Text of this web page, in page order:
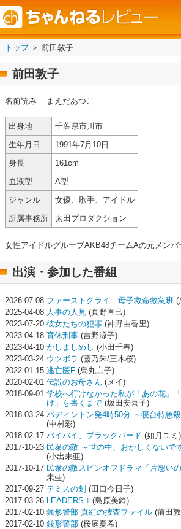
トップ＞ 前田敦子
前田敦子
名前読み まえだあつこ
出身地
千葉県市川市
生年月日
1991年7月10日
身長
161cm
血液型
A型
ジャンル
女優、歌手、アイドル
所属事務所
太田プロダクション
女性アイドルグループAKB48チームAの元メンバ
出演・参加した番組
2026-07-08 ファーストクライ 母子救命救急班 (
2025-04-08 人事の人見 (真野直己)
2023-07-20 彼女たちの犯罪 (神野由香里)
2023-04-18 育休刑事 (吉野涼子)
2023-04-10 かしましめし (小田千春)
2023-03-24 ウツボラ (藤乃朱/三木桜)
2022-01-15 逃亡医F (烏丸京子)
2020-02-01 伝説のお母さん (メイ)
2018-09-01 学校へ行けなかった私が「あの花」
け」を書くまで (坂田安喜子)
2018-03-24 パディントン発4時50分 ～寝台特急
(中村彩)
2018-02-17 バイバイ、ブラックバード (如月ユミ)
2017-10-23 民衆の敵 ～世の中、おかしくないで
(小出未亜)
2017-10-17 民衆の敵スピンオフドラマ「片想いの
未亜)
2017-09-27 テミスの剣 (田口今日子)
2017-03-26 LEADERS Ⅱ (島原美鈴)
2017-02-10 銭形警部 真紅の捜査ファイル (前田
2017-02-10 銭形警部 (桜庭夏希)